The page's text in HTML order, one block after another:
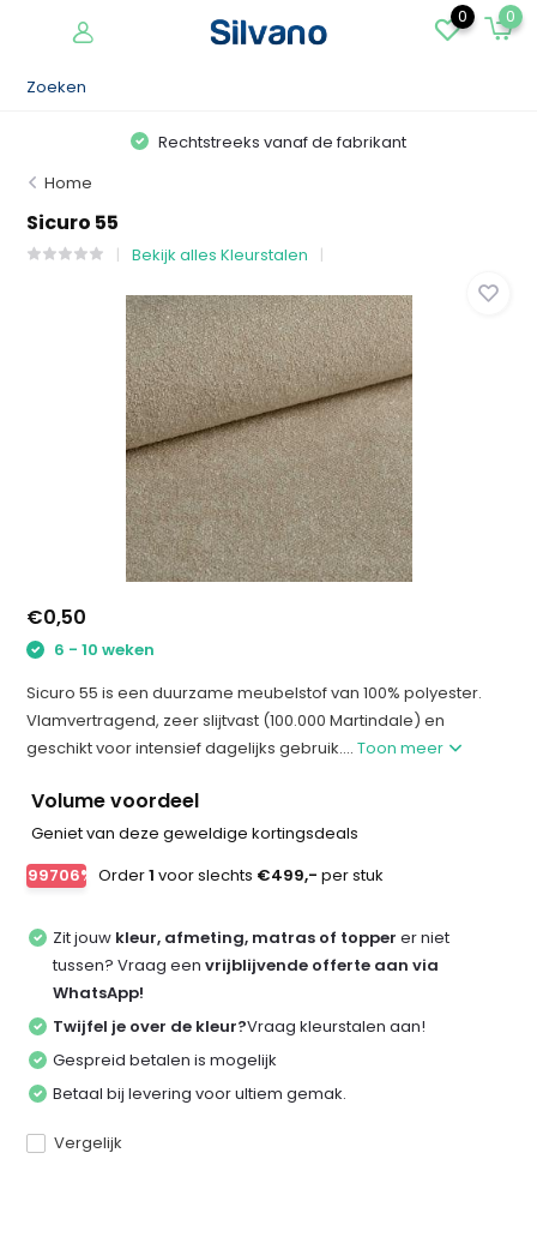
0 0
Rechtstreeks vanaf de fabrikant
Home
Sicuro 55
Bekijk alles Kleurstalen
€0,50
6 - 10 weken
Sicuro 55 is een duurzame meubelstof van 100% polyester.
Vlamvertragend, zeer slijtvast (100.000 Martindale) en
geschikt voor intensief dagelijks gebruik....Toon meer
Volume voordeel
Geniet van deze geweldige kortingsdeals
-99706% Order1 voor slechts €499,- per stuk
Zit jouw kleur, afmeting, matras of topper er niet
tussen? Vraag eenvrijblijvende offerte aan via
WhatsApp!
Twijfel je over de kleur?Vraag kleurstalen aan!
Gespreid betalen is mogelijk
Betaal bij levering voor ultiem gemak.
Vergelijk